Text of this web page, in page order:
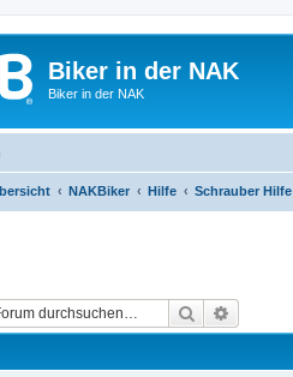
Biker in der NAK
Biker in der NAK
NAKBiker Hilfe Schrauber Hilfe
Suche